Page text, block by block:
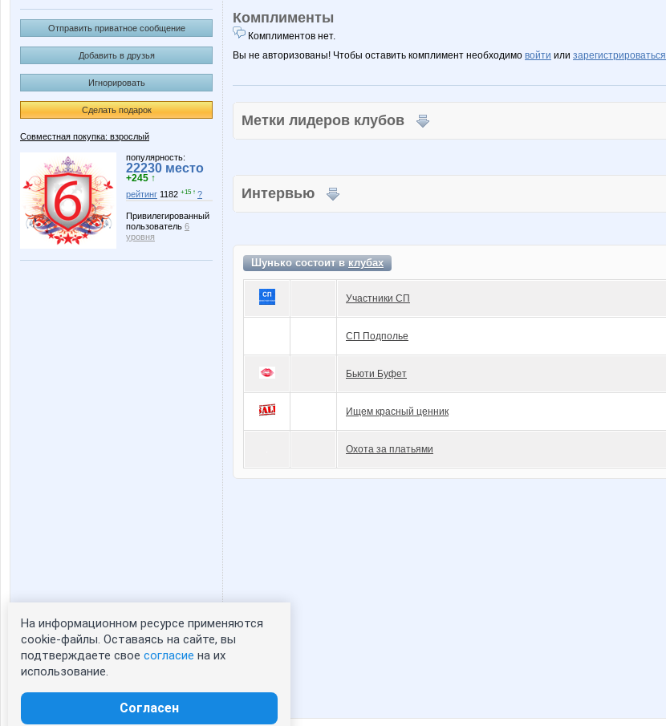
Отправить приватное сообщение
Добавить в друзья
Игнорировать
Сделать подарок
Совместная покупка: взрослый
популярность:
22230 место
+245 ↑
рейтинг 1182 +15 ↑ ?
Привилегированный
пользователь 6
уровня
Статистика портрета:
сейчас просматривают портрет - 0
зарегистрированные пользователи
Комплименты
Комплиментов нет.
Вы не авторизованы! Чтобы оставить комплимент необходимо войти или зарегистрироваться
Метки лидеров клубов
Интервью
Шунько состоит вклубах
Участники СП
СП Подполье
Бьюти Буфет
Ищем красный ценник
Охота за платьями
На информационном ресурсе применяются
cookie-файлы. Оставаясь на сайте, вы
подтверждаете свое согласие на их
использование.
Согласен